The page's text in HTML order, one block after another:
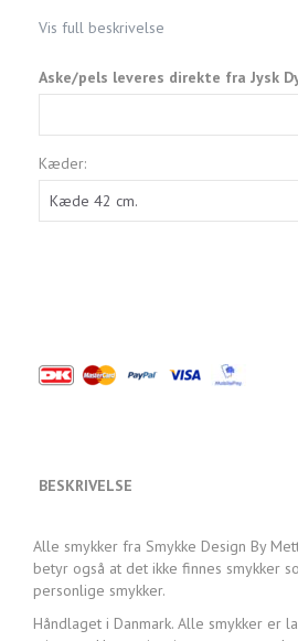
Vis full beskrivelse
Aske/pels leveres direkte fra Jysk
Kæder:
BESKRIVELSE
Alle smykker fra Smykke Design By
betyr også at det ikke finnes smykker
personlige smykker.
Håndlaget i Danmark. Alle smykker er